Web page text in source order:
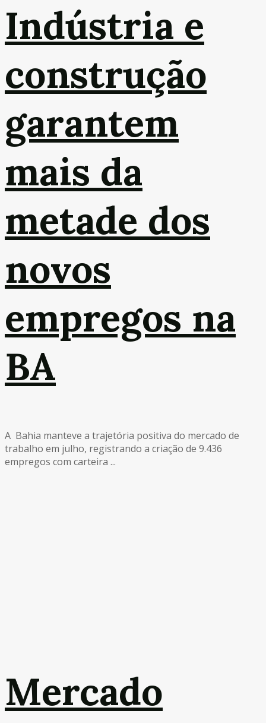
Indústria e
construção
garantem
mais da
metade dos
novos
empregos na
BA
A Bahia manteve a trajetória positiva do mercado de
trabalho em julho, registrando a criação de 9.436
empregos com carteira ...
Mercado